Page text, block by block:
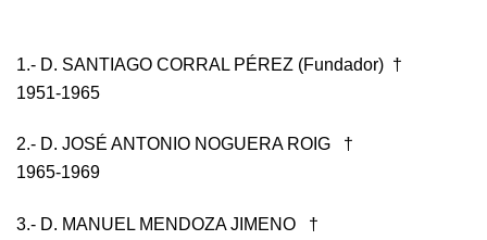
1.- D. SANTIAGO CORRAL PÉREZ (Fundador) †
1951-1965
2.- D. JOSÉ ANTONIO NOGUERA ROIG †
1965-1969
3.- D. MANUEL MENDOZA JIMENO †